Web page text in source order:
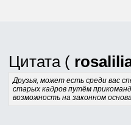
Цитата (
Друзья, может есть среди вас
старых кадров путём
возможность на законном